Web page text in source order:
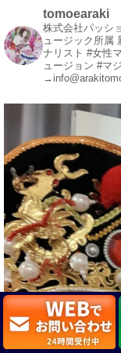
#一人旅
#観光スポ
#Travel
#ehime
#旅行好き
マジシャ
お疲れ様で
ブログ更新
「マジシャ
#企業公式
#旅行好き
tomoearaki
株式会社パッシ
ュージック所属
ナリスト #女性
ュージョン #マ